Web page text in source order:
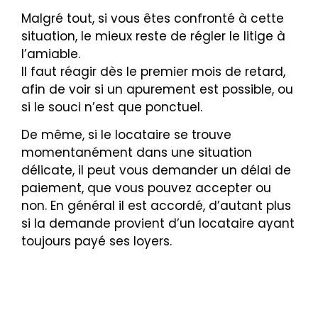
Malgré tout, si vous êtes confronté à cette
situation, le mieux reste de régler le litige à
l’amiable.
Il faut réagir dès le premier mois de retard,
afin de voir si un apurement est possible, ou
si le souci n’est que ponctuel.
De même, si le locataire se trouve
momentanément dans une situation
délicate, il peut vous demander un délai de
paiement, que vous pouvez accepter ou
non. En général il est accordé, d’autant plus
si la demande provient d’un locataire ayant
toujours payé ses loyers.